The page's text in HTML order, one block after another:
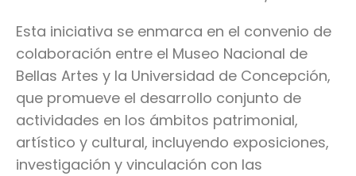
Esta iniciativa se enmarca en el convenio de
colaboración entre el Museo Nacional de
Bellas Artes y la Universidad de Concepción,
que promueve el desarrollo conjunto de
actividades en los ámbitos patrimonial,
artístico y cultural, incluyendo exposiciones,
investigación y vinculación con las